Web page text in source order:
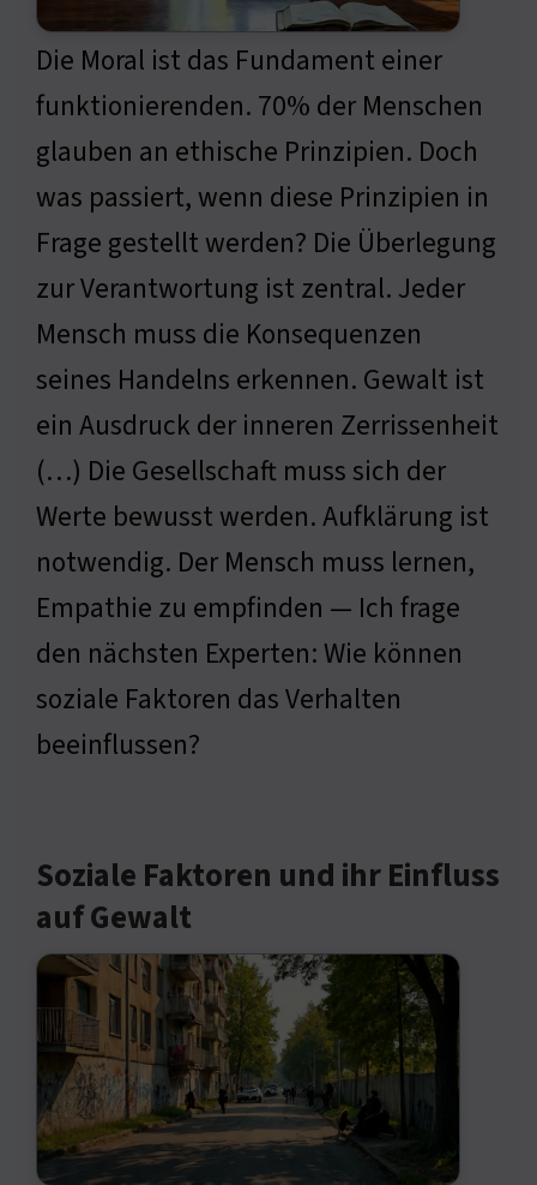
Die Moral ist das Fundament einer
funktionierenden. 70% der Menschen
glauben an ethische Prinzipien. Doch
was passiert, wenn diese Prinzipien in
Frage gestellt werden? Die Überlegung
zur Verantwortung ist zentral. Jeder
Mensch muss die Konsequenzen
seines Handelns erkennen. Gewalt ist
ein Ausdruck der inneren Zerrissenheit
(…) Die Gesellschaft muss sich der
Werte bewusst werden. Aufklärung ist
notwendig. Der Mensch muss lernen,
Empathie zu empfinden — Ich frage
den nächsten Experten: Wie können
soziale Faktoren das Verhalten
beeinflussen?
Soziale Faktoren und ihr Einfluss
auf Gewalt